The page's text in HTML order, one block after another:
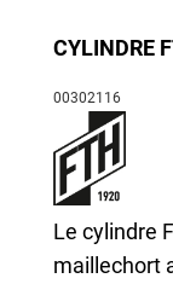
CYLINDRE
00302116
Le cylindre
maillechort